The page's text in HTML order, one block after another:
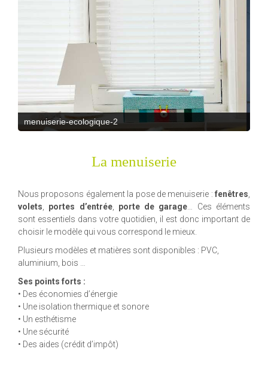
menuiserie-ecologique-3
La menuiserie
Nous proposons également la pose de menuiserie : fenêtres
volets
portes d’entrée, porte de garage … Ces éléments
sont essentiels dans votre quotidien, il est donc important de
choisir le modèle qui vous correspond le mieux.
Plusieurs modèles et matières sont disponibles : PVC,
aluminium, bois …
Ses points forts :
• Des économies d’énergie
• Une isolation thermique et sonore
• Un esthétisme
• Une sécurité
• Des aides (crédit d’impôt)